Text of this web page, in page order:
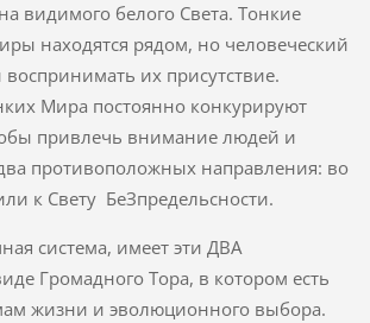
видимого белого Света. Тонкие
находятся рядом, но человеческий
воспринимать их присутствие.
Мира постоянно конкурируют
привлечь внимание людей и
противоположных направления: во
к Свету БеЗпредельсности.
система, имеет эти ДВА
Громадного Тора, в котором есть
жизни и эволюционного выбора.